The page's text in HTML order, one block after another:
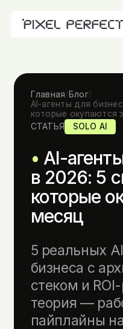
Главная/ Блог/
AI-агенты для
которые окупаются
СТАТЬЯ
SOLO AI
AI-
в 2026: 5
которые
месяц
5 реальных
бизнеса с
стеком и
теория —
пайплайны